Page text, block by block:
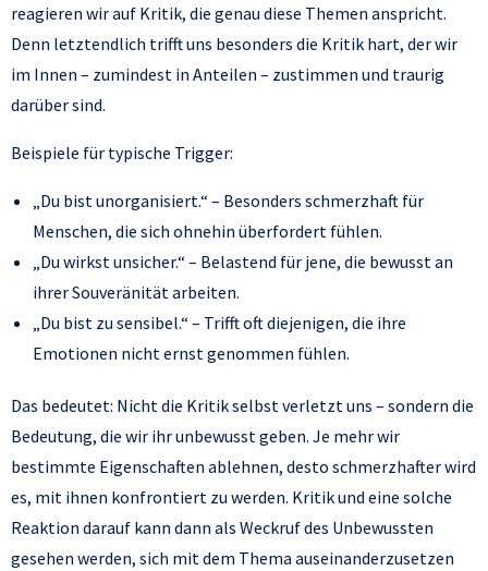
reagieren wir auf Kritik, die genau diese Themen anspricht.
Denn letztendlich trifft uns besonders die Kritik hart, der wir
im Innen – zumindest in Anteilen – zustimmen und traurig
darüber sind.
Beispiele für typische Trigger:
„Du bist unorganisiert.“ – Besonders schmerzhaft für
Menschen, die sich ohnehin überfordert fühlen.
„Du wirkst unsicher.“ – Belastend für jene, die bewusst an
ihrer Souveränität arbeiten.
„Du bist zu sensibel.“ – Trifft oft diejenigen, die ihre
Emotionen nicht ernst genommen fühlen.
Das bedeutet: Nicht die Kritik selbst verletzt uns – sondern die
Bedeutung, die wir ihr unbewusst geben. Je mehr wir
bestimmte Eigenschaften ablehnen, desto schmerzhafter wird
es, mit ihnen konfrontiert zu werden. Kritik und eine solche
Reaktion darauf kann dann als Weckruf des Unbewussten
gesehen werden, sich mit dem Thema auseinanderzusetzen